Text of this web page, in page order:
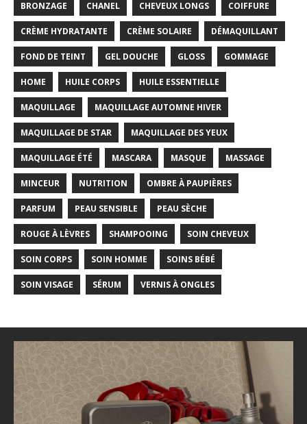
BRONZAGE CHANEL CHEVEUX LONGS COIFFURE
CRÈME HYDRATANTE CRÈME SOLAIRE DÉMAQUILLANT
FOND DE TEINT GEL DOUCHE GLOSS GOMMAGE
HOME HUILE CORPS HUILE ESSENTIELLE
MAQUILLAGE MAQUILLAGE AUTOMNE HIVER
MAQUILLAGE DE STAR MAQUILLAGE DES YEUX
MAQUILLAGE ÉTÉ MASCARA MASQUE MASSAGE
MINCEUR NUTRITION OMBRE À PAUPIÈRES
PARFUM PEAU SENSIBLE PEAU SÈCHE
ROUGE À LÈVRES SHAMPOOING SOIN CHEVEUX
SOIN CORPS SOIN HOMME SOINS BÉBÉ
SOIN VISAGE SÉRUM VERNIS À ONGLES